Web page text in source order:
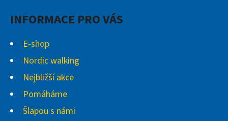
INFORMACE PRO VÁS
E-shop
Nordic walking
Nejbližší akce
Pomáháme
Šlapou s námi